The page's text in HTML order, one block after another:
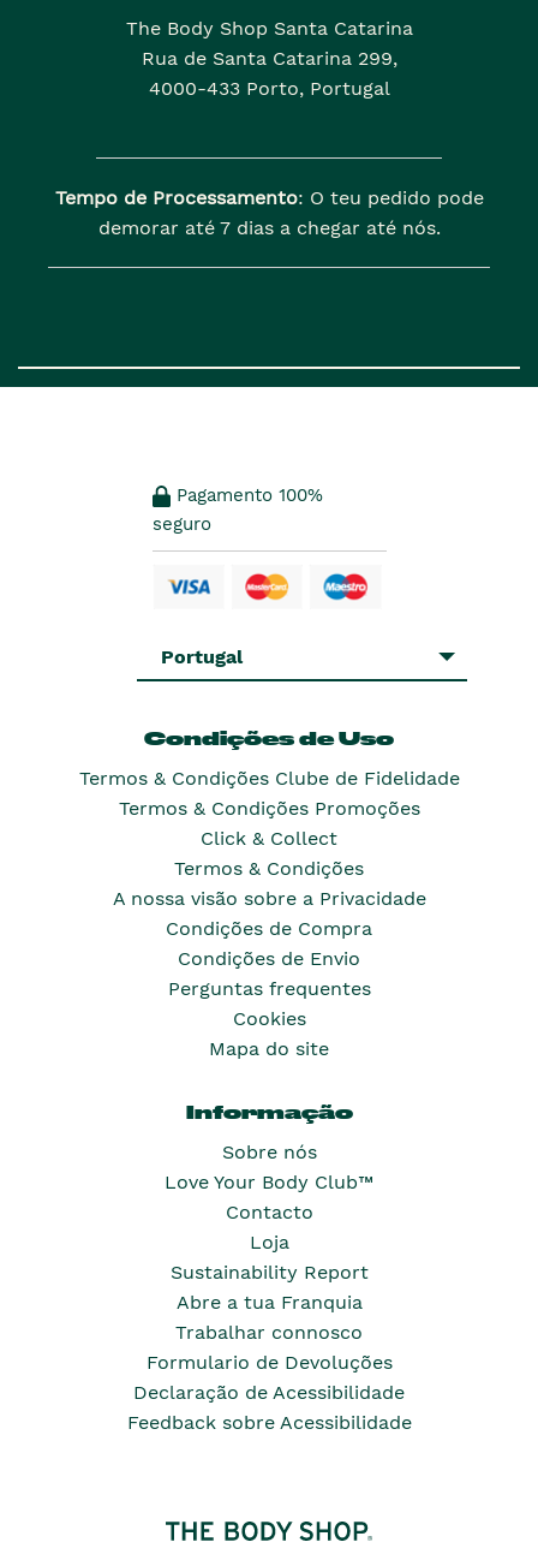
The Body Shop Santa Catarina
Rua de Santa Catarina 299,
4000-433 Porto, Portugal
Tempo de Processamento: O teu pedido pode
demorar até 7 dias a chegar até nós.
Pagamento 100%
seguro
Portugal
Condições de Uso
Termos & Condições Clube de Fidelidade
Termos & Condições Promoções
Click & Collect
Termos & Condições
A nossa visão sobre a Privacidade
Condições de Compra
Condições de Envio
Perguntas frequentes
Cookies
Mapa do site
Informação
Sobre nós
Love Your Body Club™
Contacto
Loja
Sustainability Report
Abre a tua Franquia
Trabalhar connosco
Formulario de Devoluções
Declaração de Acessibilidade
Feedback sobre Acessibilidade